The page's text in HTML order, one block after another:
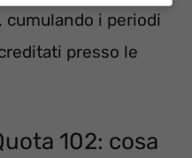
cumulando i periodi
presso le
102: cosa